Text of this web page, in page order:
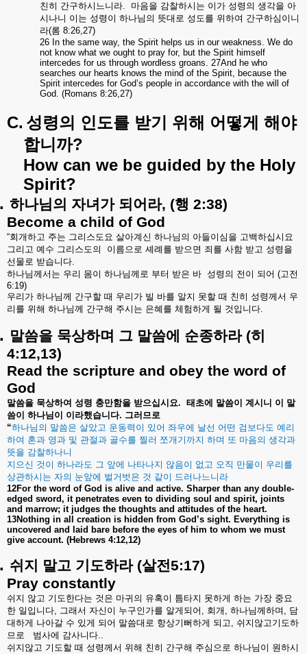
친히 간구하시느니라. 마음을 감찰하시는 이가 성령의 생각을 아
시나니 이는 성령이 하나님의 뜻대로 성도를 위하여 간구하심이니
라(롬 8:26,27)
26 In the same way, the Spirit helps us in our weakness. We do
not know what we ought to pray for, but the Spirit himself
intercedes for us through wordless groans. 27And he who
searches our hearts knows the mind of the Spirit, because the
Spirit intercedes for God’s people in accordance with the will of
God. (Romans 8:26,27)
C. 성령의 인도를 받기 위해 어떻게
해야
합니까?
How can we be guided by the Holy
Spirit?
하나님의 자녀가 되어라, (행 2:38)
Become a child of God
“회개하고 주는 그리스도요 살아계신 하나님의 아들이심을 고백하십시요
그리고 예수 그리스도의 이름으로 셰례를 받으면 죄를 사함 받고 성령을
선물로 받습니다.
하나님께서는 우리 몸이 하나님께로 부터 받은 바 성령의 전이 되어 (고전
6:19)
우리가 하나님께 간구할 때 우리가 빌 바를 알지 못할 때 친히 성령께서 우
리를 위해 하나님께 간구해 주시는 은혜를 체험하게 될 것입니다.
말씀을 묵상하며 그 말씀에 순종하라 (히
4:12,13)
Read the scripture and obey the word of
God
말씀을 묵상하여 성령 충만함을 받으십시요. 태초에 말씀이 계시니 이
말
씀이 하나님이 이라했습니다. 그러므로
“하나님의 말씀은 살았고 운동력이 있어 좌우에 날선 어떤 검보다도 예리
하여 혼과 영과 및 관절과 골수를 찔러 쪼개기까지 하며 또 마음의 생각과
뜻을 감찰하나니
지으신 것이 하나라도 그 앞에 나타나지 않음이 없고 오직 만물이 우리를
상관하시는 자의 눈앞에 벌거벗은 것 같이 드러나느니라
12For the word of God is alive and active. Sharper than any double-
edged sword, it penetrates even to dividing soul and spirit, joints
and marrow; it judges the thoughts and attitudes of the heart.
13Nothing in all creation is hidden from God’s sight. Everything is
uncovered and laid bare before the eyes of him to whom we must
give account. (Hebrews 4:12,12)
쉬지 말고 기도하라 (살전5:17)
Pray constantly
쉬지 않고 기도한다는 것은 마귀의 유혹이 틈타지 못하게 하는 가장 중요
한 일입니다, 그래서 자신이 누구인가를 알게되어 , 회개 , 하나님께하며 , 담
대하게 나아갈 수 있게 되어 말씀대로 항상기뻐하게 되고, 쉬지않고기도하
므로
범사에 감사니다..
쉬지않고 기도할 때 성령께서 위해 친히 간구해 주심으로 하나님이 원하시